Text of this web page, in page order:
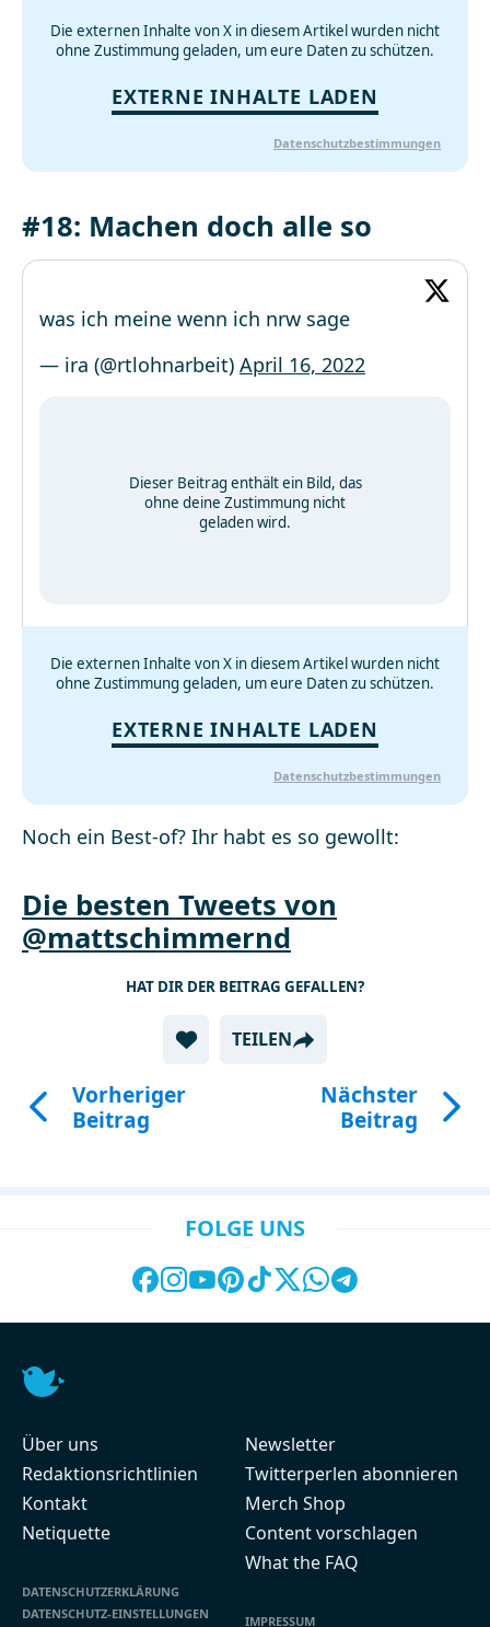
Die externen Inhalte von X in diesem Artikel wurden nicht
ohne Zustimmung geladen, um eure Daten zu schützen.
EXTERNE INHALTE LADEN
Datenschutzbestimmungen
#18: Machen doch alle so
was ich meine wenn ich nrw sage
— ira (@rtlohnarbeit) April 16, 2022
Dieser Beitrag enthält ein Bild, das
ohne deine Zustimmung nicht
geladen wird.
Die externen Inhalte von X in diesem Artikel wurden nicht
ohne Zustimmung geladen, um eure Daten zu schützen.
EXTERNE INHALTE LADEN
Datenschutzbestimmungen
Noch ein Best-of? Ihr habt es so gewollt:
Die besten Tweets von
@mattschimmernd
HAT DIR DER BEITRAG GEFALLEN?
TEILEN
Vorheriger
Beitrag
Nächster
Beitrag
FOLGE UNS
Über uns
Redaktionsrichtlinien
Kontakt
Netiquette
DATENSCHUTZERKLÄRUNG
DATENSCHUTZ-EINSTELLUNGEN
Newsletter
Twitterperlen abonnieren
Merch Shop
Content vorschlagen
What the FAQ
IMPRESSUM